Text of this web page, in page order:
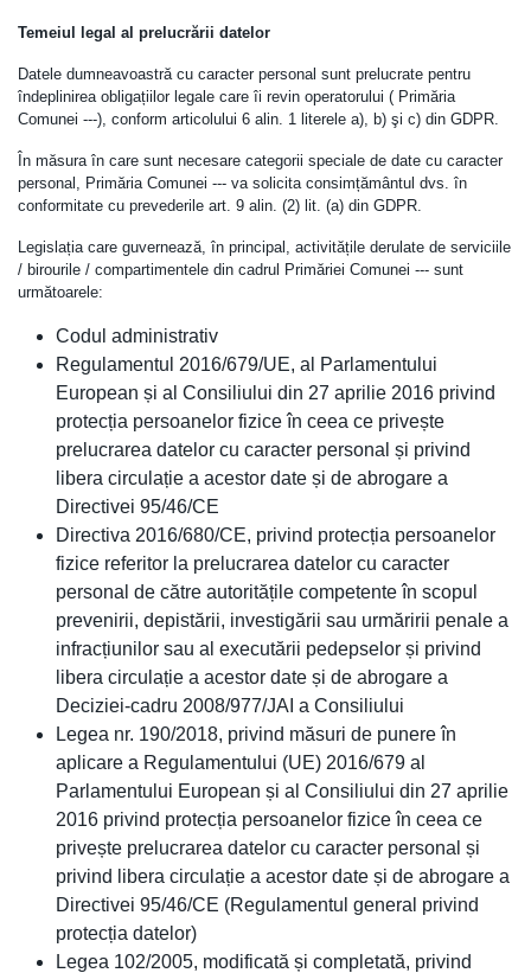
Temeiul legal al prelucrării datelor
Datele dumneavoastră cu caracter personal sunt prelucrate pentru
îndeplinirea obligațiilor legale care îi revin operatorului ( Primăria
Comunei ---), conform articolului 6 alin. 1 literele a), b) şi c) din GDPR.
În măsura în care sunt necesare categorii speciale de date cu caracter
personal, Primăria Comunei --- va solicita consimțământul dvs. în
conformitate cu prevederile art. 9 alin. (2) lit. (a) din GDPR.
Legislația care guvernează, în principal, activitățile derulate de serviciile
/ birourile / compartimentele din cadrul Primăriei Comunei --- sunt
următoarele:
Codul administrativ
Regulamentul 2016/679/UE, al Parlamentului
European și al Consiliului din 27 aprilie 2016 privind
protecția persoanelor fizice în ceea ce privește
prelucrarea datelor cu caracter personal și privind
libera circulație a acestor date și de abrogare a
Directivei 95/46/CE
Directiva 2016/680/CE, privind protecția persoanelor
fizice referitor la prelucrarea datelor cu caracter
personal de către autoritățile competente în scopul
prevenirii, depistării, investigării sau urmăririi penale a
infracțiunilor sau al executării pedepselor și privind
libera circulație a acestor date și de abrogare a
Deciziei-cadru 2008/977/JAI a Consiliului
Legea nr. 190/2018, privind măsuri de punere în
aplicare a Regulamentului (UE) 2016/679 al
Parlamentului European și al Consiliului din 27 aprilie
2016 privind protecția persoanelor fizice în ceea ce
privește prelucrarea datelor cu caracter personal și
privind libera circulație a acestor date și de abrogare a
Directivei 95/46/CE (Regulamentul general privind
protecția datelor)
Legea 102/2005, modificată și completată, privind